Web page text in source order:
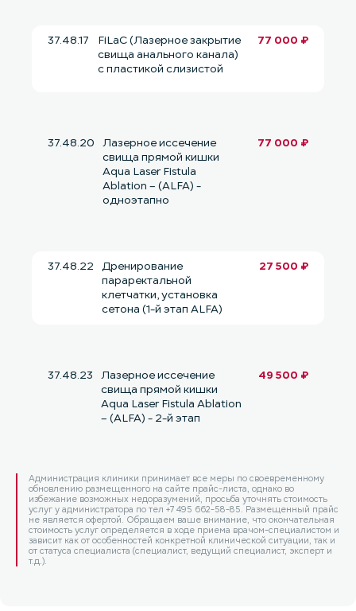
37.48.17
FiLaC (Лазерное закрытие
свища анального канала)
с пластикой слизистой
77 000 ₽
37.48.20 Лазерное иссечение
свища прямой кишки
Aqua Laser Fistula
Ablation – (ALFA) -
одноэтапно
77 000 ₽
37.48.22 Дренирование
параректальной
клетчатки, установка
сетона (1-й этап ALFA)
27 500 ₽
37.48.23 Лазерное иссечение
свища прямой кишки
Aqua Laser Fistula Ablation
– (ALFA) - 2-й этап
49 500 ₽
Администрация клиники принимает все меры по своевременному
обновлению размещенного на сайте прайс-листа, однако во
избежание возможных недоразумений, просьба уточнять стоимость
услуг у администратора по тел +7 495 662-58-85. Размещенный прайс
не является офертой. Обращаем ваше внимание, что окончательная
стоимость услуг определяется в ходе приема врачом-специалистом и
зависит как от особенностей конкретной клинической ситуации, так и
от статуса специалиста (специалист, ведущий специалист, эксперт и
т.д.).